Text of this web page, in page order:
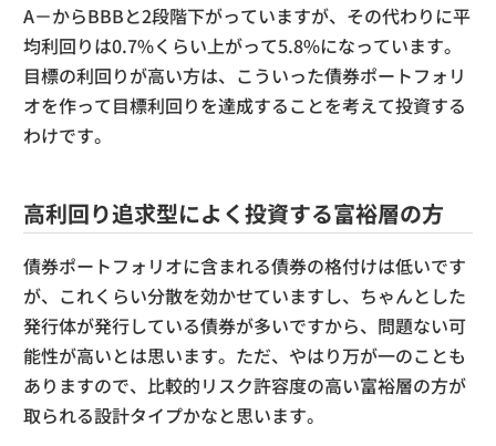
A－からBBBと2段階下がっていますが、その代わりに平
均利回りは0.7%くらい上がって5.8%になっています。
目標の利回りが高い方は、こういった債券ポートフォリ
オを作って目標利回りを達成することを考えて投資する
わけです。
高利回り追求型によく投資する富裕層の方
債券ポートフォリオに含まれる債券の格付けは低いです
が、これくらい分散を効かせていますし、ちゃんとした
発行体が発行している債券が多いですから、問題ない可
能性が高いとは思います。ただ、やはり万が一のことも
ありますので、比較的リスク許容度の高い富裕層の方が
取られる設計タイプかなと思います。